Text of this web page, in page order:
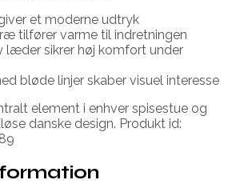
et moderne udtryk
tilfører varme til indretningen
læder sikrer høj komfort under
bløde linjer skaber visuel interesse
element i enhver spisestue og
danske design. Produkt id: